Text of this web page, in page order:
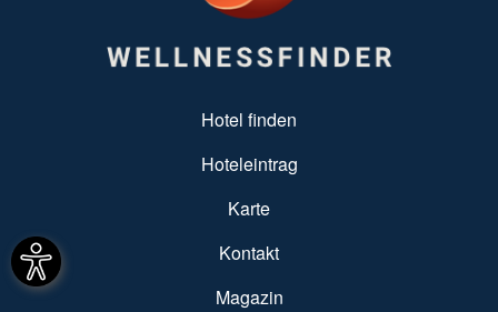
SUBFOOTER MENUHotel finden
Hoteleintrag
Karte
Kontakt
Magazin